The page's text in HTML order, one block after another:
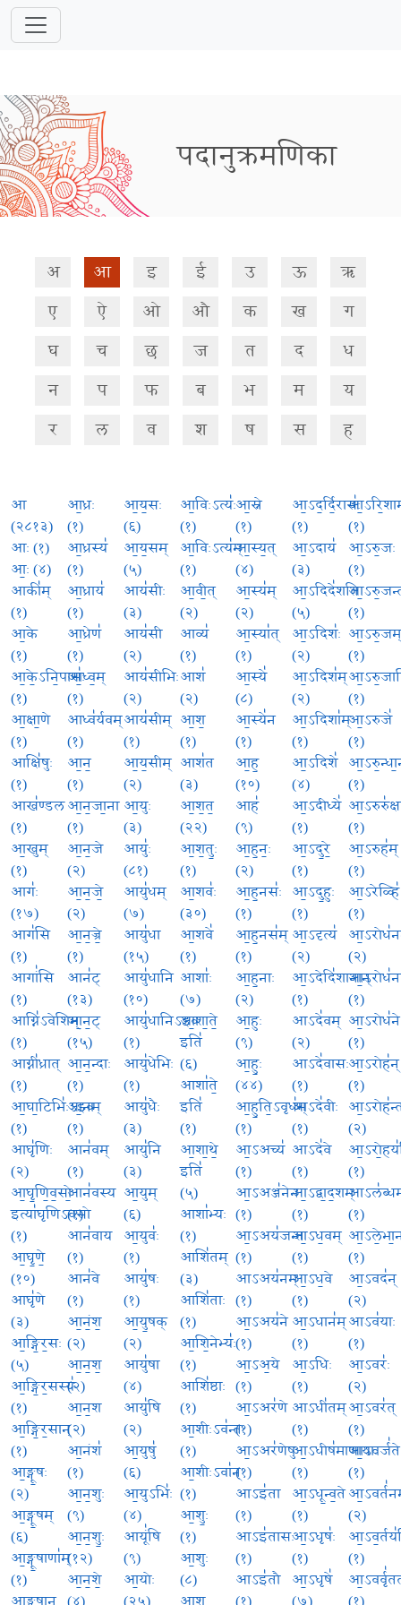
पदानुक्रमणिका
अ आ इ ई उ ऊ ऋ
ए ऐ ओ औ क ख ग
घ च छ ज त द ध
न प फ ब भ म य
र ल व श ष स ह
आ
(२८१३)
आः (१)
आः॒ (४)
आकी॑म्
(१)
आ॒के
(१)
आ॒के॒ऽनि॒पासः॑
(१)
आ॒क्षा॒णे
(१)
आक्षि॑षुः
(१)
आख॑ण्डल
(१)
आ॒खुम्
(१)
आगः॑
(१७)
आग॑सि
(१)
आगां॑सि
(१)
आग्नि॑ऽवेशिम्
(१)
आग्नी॑ध्रात्
(१)
आ॒घा॒टिभिः॑ऽइव
(१)
आघृ॑णिः
(२)
आ॒घृ॒णि॒व॒सो॒
इत्या॑घृणिऽवसो
(१)
आ॒घृ॒णे॒
(१०)
आघृ॑णे
(३)
आ॒ङ्गि॒र॒सः
(५)
आ॒ङ्गि॒र॒सस्य॑
(१)
आ॒ङ्गि॒र॒सान्
(१)
आ॒ङ्गू॒षः
(२)
आ॒ङ्गू॒षम्
(६)
आ॒ङ्गू॒षाणा॑म्
(१)
आ॒ङ्गू॒षान्
आ॒ध्रः
(१)
आ॒ध्रस्य॑
(१)
आ॒ध्राय॑
(१)
आ॒ध्रेण॑
(१)
आ॒ध्व॒म्
(१)
आध्व॑र्यवम्
(१)
आ॒न॒
(१)
आ॒न॒जा॒ना
(१)
आ॒न॒जे
(२)
आ॒न॒जे॒
(२)
आ॒न॒ज्रे॒
(१)
आन॑ट्
(१३)
आ॒न॒ट्
(१५)
आ॒न॒न्दाः
(१)
आ॒नम्
(१)
आन॑वम्
(१)
आन॑वस्य
(१)
आन॑वाय
(१)
आन॑वे
(१)
आ॒नं॒श॒
(२)
आ॒न॒श॒
(२)
आ॒न॒श
(२)
आ॒नंश॑
(१)
आ॒न॒शुः
(९)
आ॒न॒शुः॒
(१२)
आ॒न॒शे॒
(४)
आ॒य॒सः
(६)
आ॒य॒सम्
(५)
आय॑सीः
(३)
आय॑सी
(२)
आय॑सीभिः
(२)
आय॑सीम्
(१)
आ॒य॒सीम्
(२)
आ॒युः
(३)
आयुः॑
(८१)
आयु॑धम्
(७)
आयु॑धा
(१५)
आयु॑धानि
(१०)
आयु॑धानिऽइव
(१)
आयु॑धेभिः
(१)
आयु॑धैः
(३)
आयु॑नि
(३)
आ॒युम्
(६)
आ॒युवः॑
(१)
आयु॑षः
(१)
आ॒यु॒षक्
(२)
आयु॑षा
(४)
आयु॑षि
(२)
आ॒युषु॑
(६)
आ॒युऽभिः॑
(४)
आयूं॑षि
(९)
आ॒योः
(२५)
आ॒विःऽत्यः॑
(१)
आ॒विःऽत्य॑म्
(१)
आ॒वी॒त्
(२)
आव्य॑
(१)
आश॑
(२)
आ॒श॒
(१)
आश॑त
(३)
आ॒श॒त॒
(२२)
आ॒श॒तुः॒
(१)
आ॒शवः॑
(३०)
आ॒शवे॑
(१)
आशाः॑
(७)
आ॒शा॒ते॒
इति॑
(६)
आशा॑ते॒
इति॑
(१)
आ॒शा॒थे॒
इति॑
(५)
आशा॑भ्यः
(१)
आशि॑तम्
(३)
आशि॑ताः
(१)
आ॒शि॒नेभ्यः॑
(१)
आशि॑ष्ठाः
(१)
आ॒शीःऽव॑न्तः
(१)
आ॒शीःऽवा॑न्
(१)
आ॒शुः॒
(१)
आ॒शुः
(८)
आ॒शु
आ॒स्ने
(१)
आ॒स्य॒त्
(४)
आ॒स्य॑म्
(२)
आ॒स्या॑त्
(१)
आ॒स्ये॑
(८)
आ॒स्ये॑न
(१)
आ॒ह॒
(१०)
आह॑
(९)
आ॒ह॒नः॒
(२)
आ॒ह॒नसः॑
(१)
आ॒ह॒नस॑म्
(१)
आ॒ह॒नाः
(२)
आ॒हुः
(९)
आ॒हुः॒
(४४)
आ॒हु॒ति॒ऽवृध॑म्
(१)
आ॒ऽअच्य॑
(१)
आ॒ऽअञ्ज॑नेन
(१)
आ॒ऽअय॑जन्त
(१)
आऽअय॑नम्
(१)
आ॒ऽअय॑ने
(१)
आ॒ऽअ॒ये
(१)
आ॒ऽअर॑णे
(१)
आ॒ऽअर॑णेषु
(१)
आऽइ॑ता
(१)
आऽइ॑तासः
(१)
आऽइ॑तौ
(१)
आ॒ऽद॒र्दि॒रासः॑
(१)
आ॒ऽदाय॑
(३)
आ॒ऽदिदे॑शति
(५)
आ॒ऽदिशः॑
(२)
आ॒ऽदिश॑म्
(२)
आ॒ऽदिशा॑म्
(१)
आ॒ऽदिशे॑
(४)
आ॒ऽदीध्ये॑
(१)
आ॒ऽदु॒रे॒
(१)
आ॒ऽदु॒हुः
(१)
आ॒ऽदृत्य॑
(२)
आ॒ऽदेदि॑शानान्
(१)
आऽदे॑वम्
(२)
आऽदे॑वासः
(१)
आऽदे॑वीः
(१)
आऽदे॑वे
(१)
आ॒ऽद्वा॒द॒शम्
(१)
आ॒ऽध॒वम्
(१)
आ॒ऽध॒वे
(१)
आ॒ऽधान॑म्
(१)
आ॒ऽधिः
(१)
आऽधी॑तम्
(१)
आ॒ऽधीष॑माणायाः
(१)
आ॒ऽधू॒न्व॒ते
(१)
आ॒ऽधृषः॑
(१)
आ॒ऽधृषे॑
(७)
(१)
आ॒ऽरु॒जः
(१)
(१)
आ॒ऽरु॒जम्
(१)
(१)
आ॒ऽरुजे॑
(१)
(१)
(१)
आ॒ऽरुह॑म्
(१)
आ॒ऽरेळ्हि॑
(१)
(२)
(१)
आ॒ऽरोध॑ने
(१)
आ॒ऽरोह॑न्
(१)
(२)
(१)
(१)
(१)
आ॒ऽवद॑न्
(२)
आऽव॑याः
(१)
आ॒ऽवरः॑
(२)
आ॒ऽवर॑त्
(१)
आ॒ऽवर्ज॑ते
(१)
(२)
(१)
(१)